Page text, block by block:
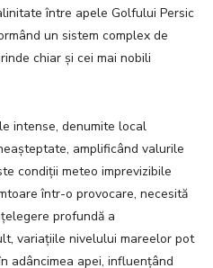
între apele Golfului Persic
un sistem complex de
chiar și cei mai nobili
intense, denumite local
amplificând valurile
condiții meteo imprevizibile
într-o provocare, necesită
profundă a
variațiile nivelului mareelor pot
adâncimea apei, influențând